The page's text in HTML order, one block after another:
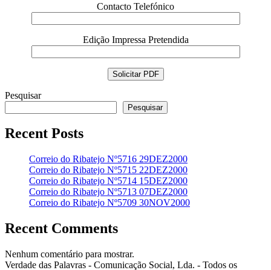
Contacto Telefónico
Edição Impressa Pretendida
Pesquisar
Pesquisar
Recent Posts
Correio do Ribatejo Nº5716 29DEZ2000
Correio do Ribatejo Nº5715 22DEZ2000
Correio do Ribatejo Nº5714 15DEZ2000
Correio do Ribatejo Nº5713 07DEZ2000
Correio do Ribatejo Nº5709 30NOV2000
Recent Comments
Nenhum comentário para mostrar.
Verdade das Palavras - Comunicação Social, Lda. - Todos os